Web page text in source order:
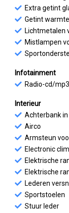
Extra getint
Getint
Lichtmetalen
Mistlampen
Sportonderstel
Infotainment
Radio-cd/
Interieur
Achterbank
Airco
Armsteun
Electronic
Elektrische
Elektrische
Lederen
Sportstoelen
Stuur leder